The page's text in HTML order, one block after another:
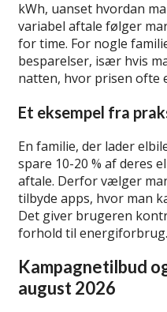
kWh, uanset hvordan
variabel aftale følger
for time. For nogle
besparelser, især hvis
natten, hvor prisen ofte
Et eksempel fra
En familie, der lader
spare 10-20 % af deres
aftale. Derfor vælger
tilbyde apps, hvor man
Det giver brugeren
forhold til energiforbrug.
Kampagnetilbud
august 2026